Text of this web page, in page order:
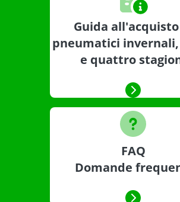
Guida
pneumatici
e quattro
FAQ
Domande